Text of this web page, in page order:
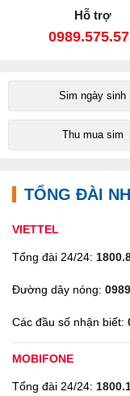
Hỗ trợ
Sim ngày sinh
Thu mua sim
TỔNG ĐÀI
VIETTEL
Tổng đài 24/24:
Đường dây nóng:
Các đầu số nhận biết:
MOBIFONE
Tổng đài 24/24: